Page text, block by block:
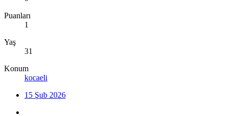
Puanları
1
Yaş
31
Konum
kocaeli
15 Şub 2026